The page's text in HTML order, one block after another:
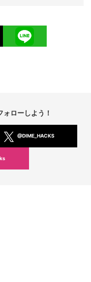
ローしよう！
@DIME_HACKS